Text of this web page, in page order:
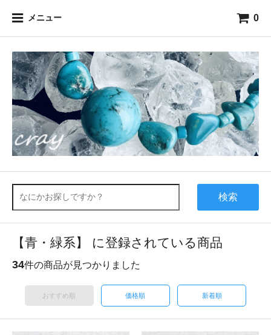
メニュー 0
検索
【青・緑系】 に登録されている商品
34件の商品が見つかりました
おすすめ順 価格順 新着順